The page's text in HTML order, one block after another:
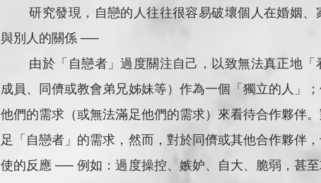
	研究發現，自戀的人往往很容易破壞個人在婚姻、家庭，甚至在事業或其他群體生活上
與別人的關係 ──
成員、同儕或教會弟兄姊妹等）作為一個「獨立的人」
他們的需求（或無法滿足他們的需求）來看待合作夥伴
足「自戀者」的需求，然而，對於同儕或其他合作夥伴
使的反應 ── 例如：過度操控、嫉妒、自大、脆弱，甚